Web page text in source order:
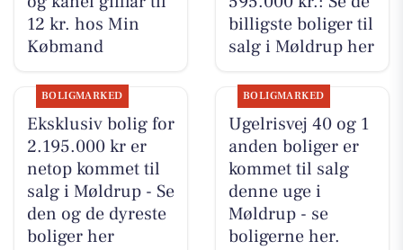
12 kr. hos Min
Købmand
billigste boliger til
salg i Møldrup her
BOLIGMARKED
Eksklusiv bolig for
2.195.000 kr er
netop kommet til
salg i Møldrup - Se
den og de dyreste
boliger her
BOLIGMARKED
Ugelrisvej 40 og 1
anden boliger er
kommet til salg
denne uge i
Møldrup - se
boligerne her.